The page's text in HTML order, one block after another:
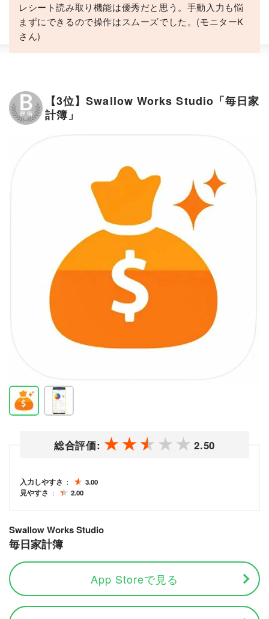
レシート読み取り機能は優秀だと思う。手動入力も悩
まずにできるので操作はスムーズでした。(モニターK
さん)
【3位】Swallow Works Studio「毎日家
計簿」
総合評価: 2.50
入力しやすさ
3.00
見やすさ
2.00
Swallow Works Studio
毎日家計簿
App Storeで見る